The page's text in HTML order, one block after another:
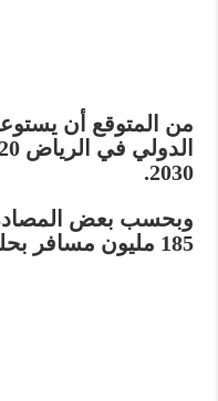
من المتوقع أن
الدولي في الرياض120
2030.
وبحسب بعض
185 مليون مسافر